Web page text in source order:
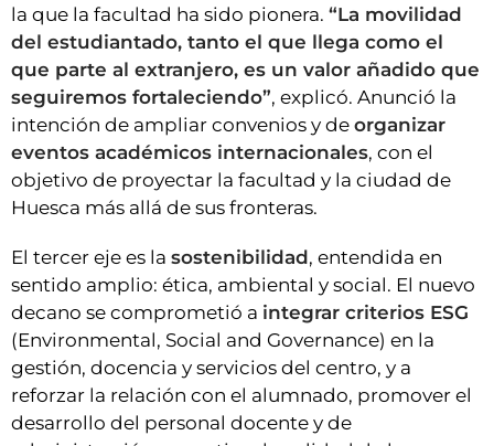
la que la facultad ha sido pionera. “La movilidad
del estudiantado, tanto el que llega como el
que parte al extranjero, es un valor añadido que
seguiremos fortaleciendo”, explicó. Anunció la
intención de ampliar convenios y de organizar
eventos académicos internacionales, con el
objetivo de proyectar la facultad y la ciudad de
Huesca más allá de sus fronteras.
El tercer eje es la sostenibilidad, entendida en
sentido amplio: ética, ambiental y social. El nuevo
decano se comprometió a integrar criterios ESG
(Environmental, Social and Governance) en la
gestión, docencia y servicios del centro, y a
reforzar la relación con el alumnado, promover el
desarrollo del personal docente y de